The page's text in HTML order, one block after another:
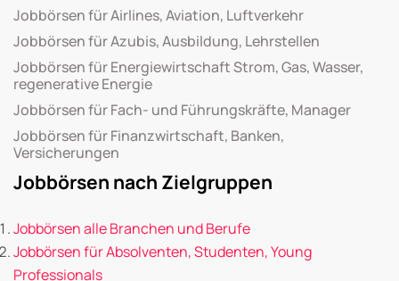
Jobbörsen für Airlines, Aviation, Luftverkehr
Jobbörsen für Azubis, Ausbildung, Lehrstellen
Jobbörsen für Energiewirtschaft Strom, Gas, Wasser,
regenerative Energie
Jobbörsen für Fach- und Führungskräfte, Manager
Jobbörsen für Finanzwirtschaft, Banken,
Versicherungen
Jobbörsen nach Zielgruppen
Jobbörsen alle Branchen und Berufe
Jobbörsen für Absolventen, Studenten, Young
Professionals